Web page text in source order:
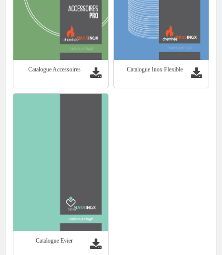
Catalogue Accessoires Catalogue Inox Flexible
Catalogue Evier